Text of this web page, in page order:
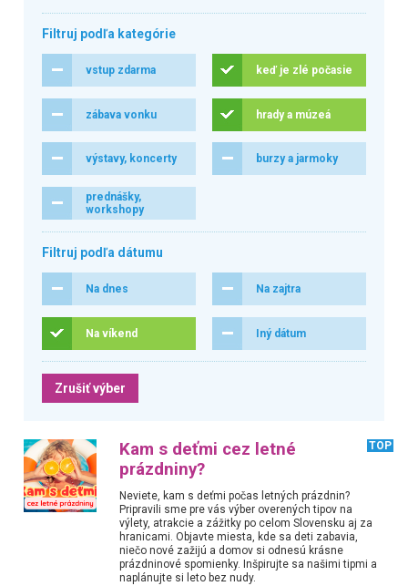
Filtruj podľa kategórie
vstup zdarma keď je zlé počasie
zábava vonku hrady a múzeá
výstavy, koncerty burzy a jarmoky
prednášky,
workshopy
Filtruj podľa dátumu
Na dnes Na zajtra
Na víkend Iný dátum
Zrušiť výber
Kam s deťmi cez letné
prázdniny?
TOP
Neviete, kam s deťmi počas letných prázdnin?
Pripravili sme pre vás výber overených tipov na
výlety, atrakcie a zážitky po celom Slovensku aj za
hranicami. Objavte miesta, kde sa deti zabavia,
niečo nové zažijú a domov si odnesú krásne
prázdninové spomienky. Inšpirujte sa našimi tipmi a
naplánujte si leto bez nudy.